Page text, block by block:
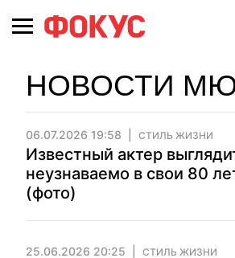
НОВОСТИ
06.07.2026 19:58 СТИЛЬ ЖИЗНИ
Известный актер
неузнаваемо в свои 80
(фото)
25.06.2026 20:25 СТИЛЬ ЖИЗНИ